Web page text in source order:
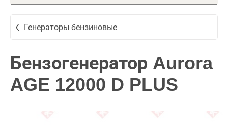
Генераторы бензиновые
Бензогенератор Aurora
AGE 12000 D PLUS